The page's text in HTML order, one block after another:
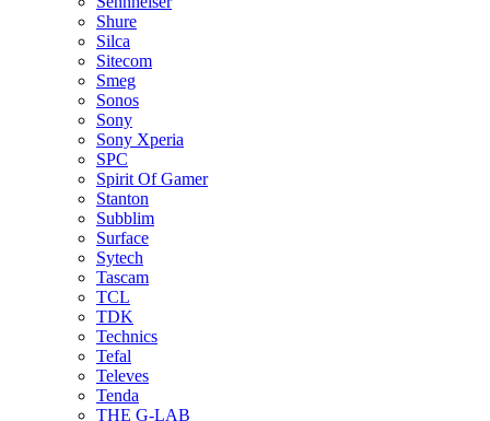
Shure
Silca
Sitecom
Smeg
Sonos
Sony
Sony Xperia
SPC
Spirit Of Gamer
Stanton
Subblim
Surface
Sytech
Tascam
TCL
TDK
Technics
Tefal
Televes
Tenda
THE G-LAB